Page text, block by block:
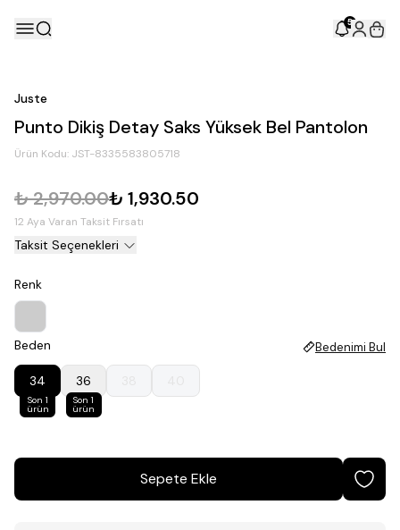
5
Juste
Punto Dikiş Detay Saks Yüksek Bel Pantolon
Ürün Kodu: JST-8335583805718
₺ 2,970.00₺ 1,930.50
12 Aya Varan Taksit Fırsatı
Taksit Seçenekleri
Renk
Beden Bedenimi Bul
34
Son 1
ürün
36
Son 1
ürün
Sepete Ekle